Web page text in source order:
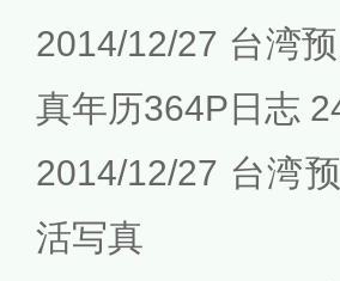
2014/12/27 台湾
真年历364P日志
2014/12/27 台湾
活写真